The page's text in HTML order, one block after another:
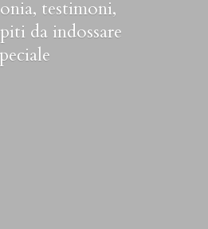
testimoni,
da indossare